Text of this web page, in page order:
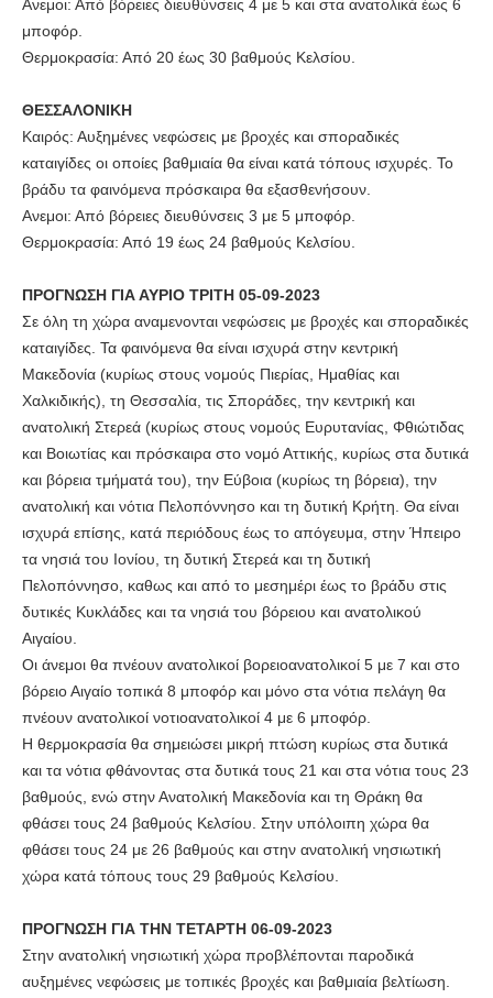
Ανεμοι: Από βόρειες διευθύνσεις 4 με 5 και στα ανατολικά έως 6
μποφόρ.
Θερμοκρασία: Από 20 έως 30 βαθμούς Κελσίου.
ΘΕΣΣΑΛΟΝΙΚΗ
Καιρός: Αυξημένες νεφώσεις με βροχές και σποραδικές
καταιγίδες οι οποίες βαθμιαία θα είναι κατά τόπους ισχυρές. Το
βράδυ τα φαινόμενα πρόσκαιρα θα εξασθενήσουν.
Ανεμοι: Από βόρειες διευθύνσεις 3 με 5 μποφόρ.
Θερμοκρασία: Από 19 έως 24 βαθμούς Κελσίου.
ΠΡΟΓΝΩΣΗ ΓΙΑ ΑΥΡΙΟ ΤΡΙΤΗ 05-09-2023
Σε όλη τη χώρα αναμενονται νεφώσεις με βροχές και σποραδικές
καταιγίδες. Τα φαινόμενα θα είναι ισχυρά στην κεντρική
Μακεδονία (κυρίως στους νομούς Πιερίας, Ημαθίας και
Χαλκιδικής), τη Θεσσαλία, τις Σποράδες, την κεντρική και
ανατολική Στερεά (κυρίως στους νομούς Ευρυτανίας, Φθιώτιδας
και Βοιωτίας και πρόσκαιρα στο νομό Αττικής, κυρίως στα δυτικά
και βόρεια τμήματά του), την Εύβοια (κυρίως τη βόρεια), την
ανατολική και νότια Πελοπόννησο και τη δυτική Κρήτη. Θα είναι
ισχυρά επίσης, κατά περιόδους έως το απόγευμα, στην Ήπειρο
τα νησιά του Ιονίου, τη δυτική Στερεά και τη δυτική
Πελοπόννησο, καθως και από το μεσημέρι έως το βράδυ στις
δυτικές Κυκλάδες και τα νησιά του βόρειου και ανατολικού
Αιγαίου.
Οι άνεμοι θα πνέουν ανατολικοί βορειοανατολικοί 5 με 7 και στο
βόρειο Αιγαίο τοπικά 8 μποφόρ και μόνο στα νότια πελάγη θα
πνέουν ανατολικοί νοτιοανατολικοί 4 με 6 μποφόρ.
Η θερμοκρασία θα σημειώσει μικρή πτώση κυρίως στα δυτικά
και τα νότια φθάνοντας στα δυτικά τους 21 και στα νότια τους 23
βαθμούς, ενώ στην Ανατολική Μακεδονία και τη Θράκη θα
φθάσει τους 24 βαθμούς Κελσίου. Στην υπόλοιπη χώρα θα
φθάσει τους 24 με 26 βαθμούς και στην ανατολική νησιωτική
χώρα κατά τόπους τους 29 βαθμούς Κελσίου.
ΠΡΟΓΝΩΣΗ ΓΙΑ ΤΗΝ ΤΕΤΑΡΤΗ 06-09-2023
Στην ανατολική νησιωτική χώρα προβλέπονται παροδικά
αυξημένες νεφώσεις με τοπικές βροχές και βαθμιαία βελτίωση.